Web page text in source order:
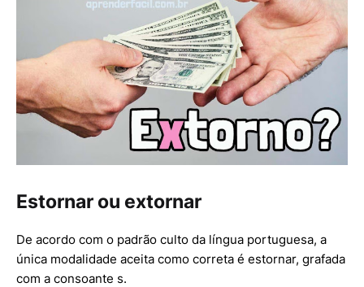
Estornar ou extornar
De acordo com o padrão culto da língua portuguesa, a
única modalidade aceita como correta é estornar, grafada
com a consoante s.